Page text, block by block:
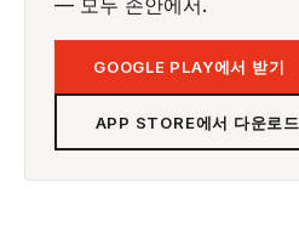
— 모두 손안에서.
GOOGLE PLAY에서 받기
APP STORE에서 다운로드